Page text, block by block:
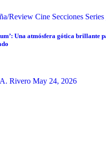
Review Cine Secciones
Una atmósfera gótica brillante
Rivero May 24, 2026